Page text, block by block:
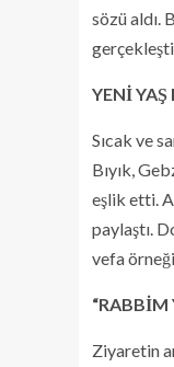
sözü aldı.
YENİ YAŞ
Sıcak ve
Bıyık,
eşlik etti.
paylaştı.
vefa
“RABBİM
Ziyaretin